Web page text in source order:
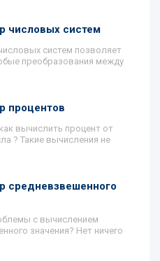
числовых систем
систем позволяет
преобразования между
процентов
вычислить процент от
? Такие вычисления не
средневзвешенного
с вычислением
значения? Нет ничего